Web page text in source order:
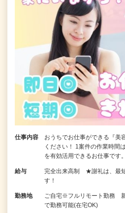
仕事内容
おうちでお仕事ができる『美
ください！ 1案件の作業時間
を有効活用できるお仕事で
給与
完全出来高制 ★謝礼は、最
す！
勤務地
ご自宅※フルリモート勤務
で勤務可能(在宅OK)